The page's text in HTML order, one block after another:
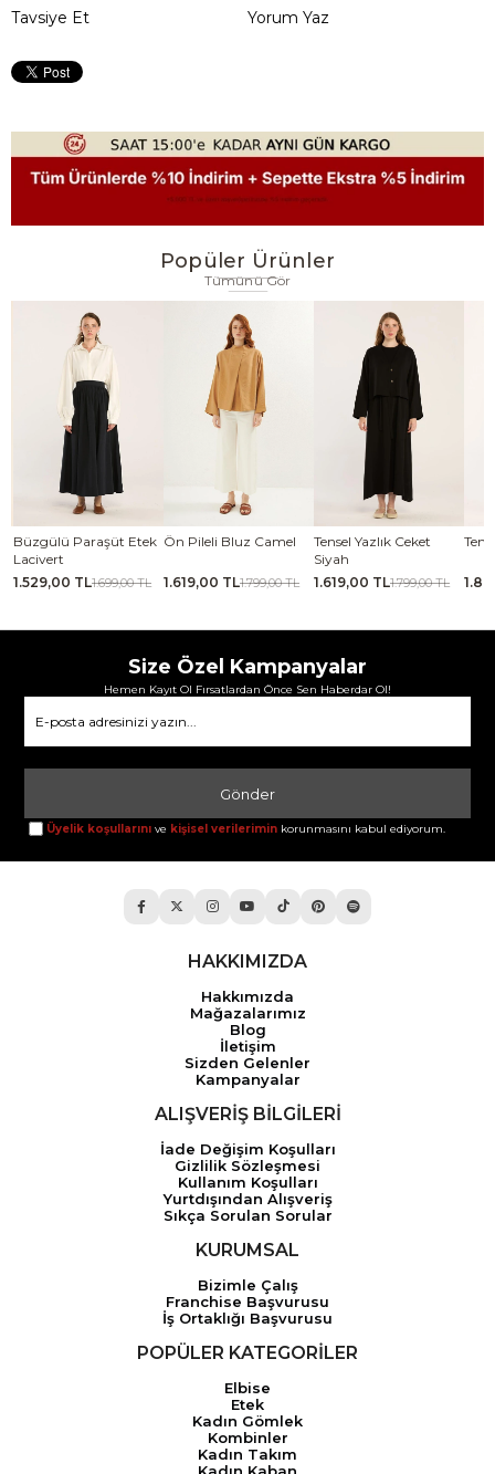
Tavsiye Et Yorum Yaz
Popüler Ürünler
Tümünü Gör
Büzgülü Paraşüt Etek
Lacivert
1.529,00 TL1.699,00 TL
Ön Pileli Bluz Camel
1.619,00 TL1.799,00 TL
Tensel Yazlık Ceket
Siyah
1.619,00 TL1.799,00 TL
Size Özel Kampanyalar
Hemen Kayıt Ol Fırsatlardan Önce Sen Haberdar Ol!
Gönder
Üyelik koşullarını ve kişisel verilerimin korunmasını kabul ediyorum.
HAKKIMIZDA
Hakkımızda
Mağazalarımız
Blog
İletişim
Sizden Gelenler
Kampanyalar
ALIŞVERİŞ BİLGİLERİ
İade Değişim Koşulları
Gizlilik Sözleşmesi
Kullanım Koşulları
Yurtdışından Alışveriş
Sıkça Sorulan Sorular
KURUMSAL
Bizimle Çalış
Franchise Başvurusu
İş Ortaklığı Başvurusu
POPÜLER KATEGORİLER
Elbise
Etek
Kadın Gömlek
Kombinler
Kadın Takım